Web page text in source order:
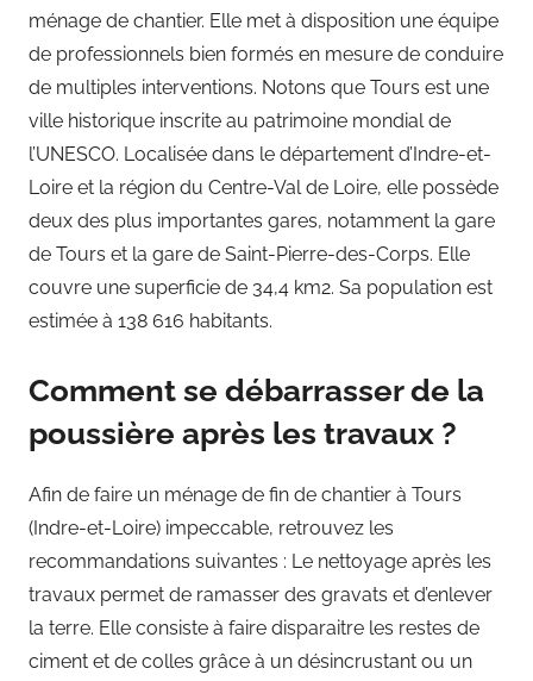
ménage de chantier. Elle met à disposition une équipe
de professionnels bien formés en mesure de conduire
de multiples interventions. Notons que Tours est une
ville historique inscrite au patrimoine mondial de
l’UNESCO. Localisée dans le département d’Indre-et-
Loire et la région du Centre-Val de Loire, elle possède
deux des plus importantes gares, notamment la gare
de Tours et la gare de Saint-Pierre-des-Corps. Elle
couvre une superficie de 34,4 km2. Sa population est
estimée à 138 616 habitants.
Comment se débarrasser de la
poussière après les travaux ?
Afin de faire un ménage de fin de chantier à Tours
(Indre-et-Loire) impeccable, retrouvez les
recommandations suivantes : Le nettoyage après les
travaux permet de ramasser des gravats et d’enlever
la terre. Elle consiste à faire disparaitre les restes de
ciment et de colles grâce à un désincrustant ou un